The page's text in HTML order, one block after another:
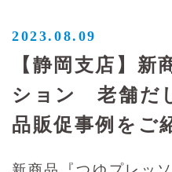
2023.08.09
【静岡支店】新
ション 老舗だ
品販促事例をご